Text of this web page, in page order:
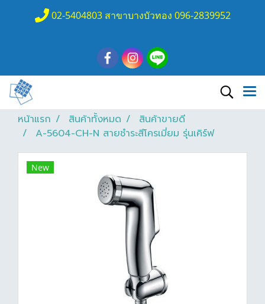
02-5404803 สาขาบางบัวทอง 096-2839952
หน้าแรก สินค้าทั้งหมด
สินค้าขายดี
A-5604-CH-N สายชำระสีโครเมี่ยม รุ่นเคิร์ฟ
New